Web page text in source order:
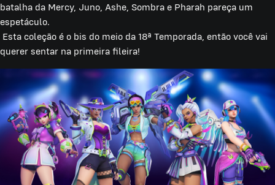
batalha da Mercy, Juno, Ashe, Sombra e Pharah pareça um
espetáculo.
Esta coleção é o bis do meio da 18ª Temporada, então você vai
querer sentar na primeira fileira!